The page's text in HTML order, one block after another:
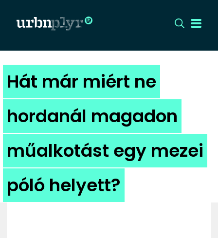
CÍMLAP
DIZÁJN
DIVAT
HIP
KULT
UTCA
Hát már miért ne
hordanál magadon
műalkotást egy mezei
póló helyett?